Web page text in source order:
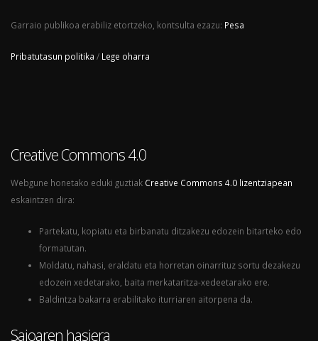
Garraio publikoa erabiliz etortzeko, kontsulta ezazu: Pesa
Pribatutasun politika / Lege oharra
Creative Commons 4.0
Webgune honetako eduki guztiak Creative Commons 4.0 lizentziapean
eskaintzen dira:
Partekatu, kopiatu eta birbanatu ditzakezu edozein bitarteko edo
formatutan.
Moldatu, nahasi, eraldatu eta horretan oinarrituz sortu dezakezu
edozein xedetarako, baita merkataritza-xedeetarako ere.
Baldintza bakarra erabilitako iturriaren aitorpena da.
Saioaren hasiera